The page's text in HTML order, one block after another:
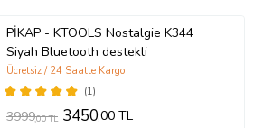
PİKAP - KTOOLS Nostalgie K344
Siyah Bluetooth destekli
(1)
Ücretsiz / 24 Saatte Kargo
3999,00 TL 3450,00 TL